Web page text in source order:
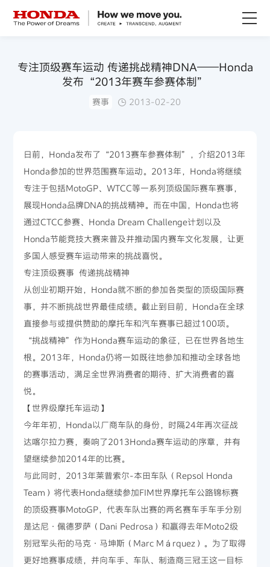
赛事运动
新闻资讯
专注顶级赛车运动 传递挑战精神DNA——Honda
发布“2013年赛车参赛体制”
赛事 2013-02-20
日前，Honda发布了“2013赛车参赛体制”，介绍2013年
Honda参加的世界范围赛车运动。2013年，Honda将继续
专注于包括MotoGP、WTCC等一系列顶级国际赛车赛事，
展现Honda品牌DNA的挑战精神。而在中国，Honda也将
通过CTCC参赛、Honda Dream Challenge计划以及
Honda节能竞技大赛来普及并推动国内赛车文化发展，让更
多国人感受赛车运动带来的挑战喜悦。
专注顶级赛事 传递挑战精神
从创业初期开始，Honda就不断的参加各类型的顶级国际赛
事，并不断挑战世界最佳成绩。截止到目前，Honda在全球
直接参与或提供赞助的摩托车和汽车赛事已超过100项。
“挑战精神”作为Honda赛车运动的象征，已在世界各地生
根。2013年，Honda仍将一如既往地参加和推动全球各地
的赛事活动，满足全世界消费者的期待、扩大消费者的喜
悦。
【世界级摩托车运动】
今年年初，Honda以厂商车队的身份，时隔24年再次征战
达喀尔拉力赛，奏响了2013Honda赛车运动的序章，并有
望继续参加2014年的比赛。
与此同时，2013年莱普索尔-本田车队（Repsol Honda
Team）将代表Honda继续参加FIM世界摩托车公路锦标赛
的顶级赛事MotoGP，代表车队出赛的两名赛车手车手分别
是达尼·佩德罗萨（Dani Pedrosa）和赢得去年Moto2级
别冠军头衔的马克·马坤斯（Marc Márquez）。为了取得
更好地赛事成绩，并向车手、车队、制造商三冠王这一目标